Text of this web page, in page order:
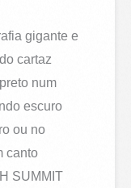
gigante e
cartaz
num
escuro
ou no
canto
SUMMIT